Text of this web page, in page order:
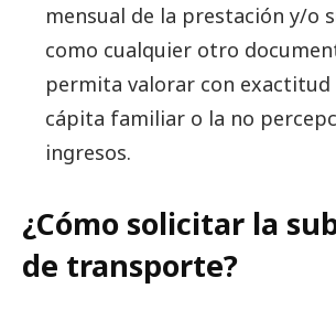
mensual de la prestación y/o
como cualquier otro
permita valorar con
cápita familiar o la no
ingresos.
¿Cómo solicitar la
de transporte?